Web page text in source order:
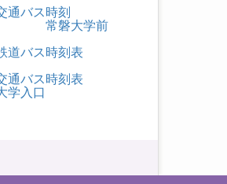
通バス時刻
磐大学前
道バス時刻表
通バス時刻表
学入口